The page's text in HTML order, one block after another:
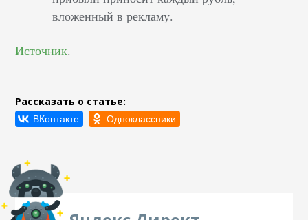
вложенный в рекламу.
Источник.
Рассказать о статье: